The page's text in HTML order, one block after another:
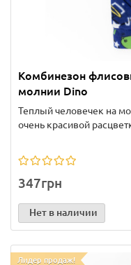
Комбинезон
молнии Dino
Теплый человечек на
очень красивой
347грн
Нет в наличии
Лидер продаж!